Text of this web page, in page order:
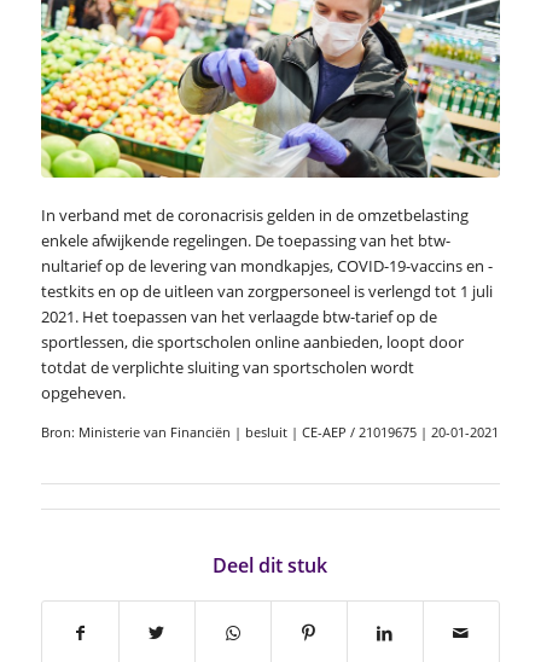
In verband met de coronacrisis gelden in de omzetbelasting
enkele afwijkende regelingen. De toepassing van het btw-
nultarief op de levering van mondkapjes, COVID-19-vaccins en -
testkits en op de uitleen van zorgpersoneel is verlengd tot 1 juli
2021. Het toepassen van het verlaagde btw-tarief op de
sportlessen, die sportscholen online aanbieden, loopt door
totdat de verplichte sluiting van sportscholen wordt
opgeheven.
Bron: Ministerie van Financiën | besluit | CE-AEP / 21019675 | 20-01-2021
Deel dit stuk